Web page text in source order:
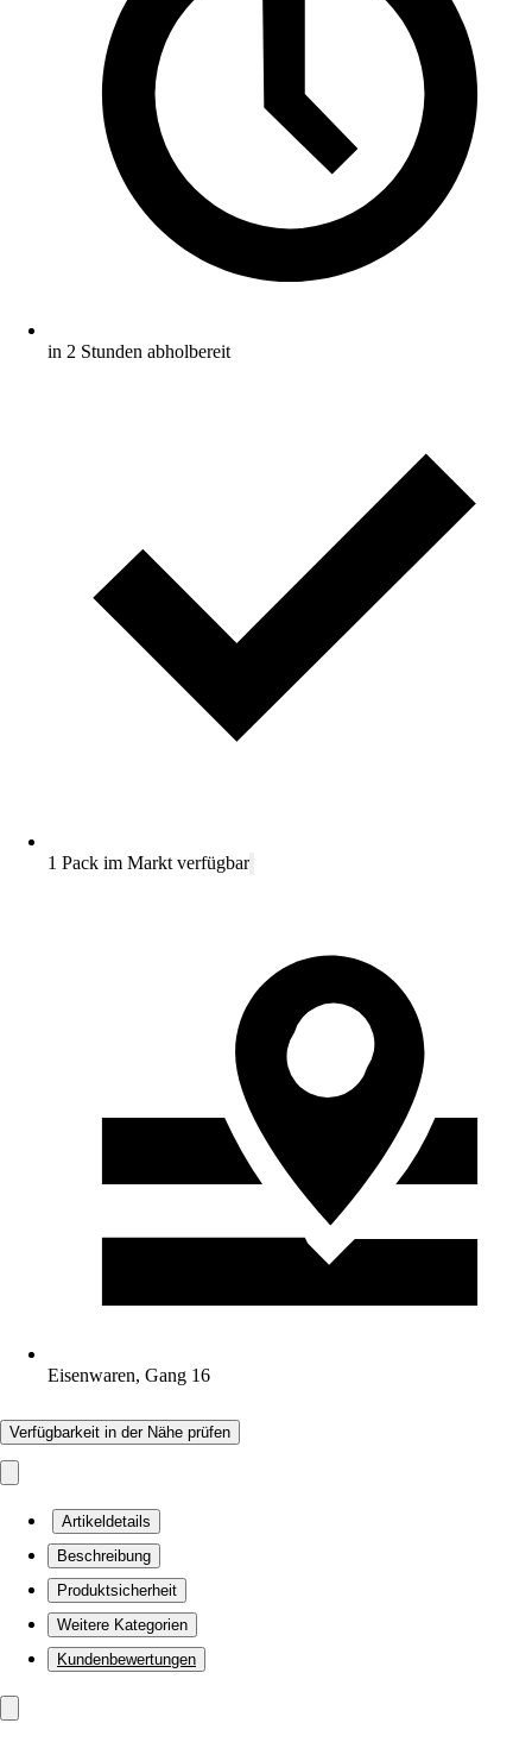
in 2 Stunden abholbereit
1 Pack im Markt verfügbar
Eisenwaren, Gang 16
Verfügbarkeit in der Nähe prüfen
Artikeldetails
Beschreibung
Produktsicherheit
Weitere Kategorien
Kundenbewertungen